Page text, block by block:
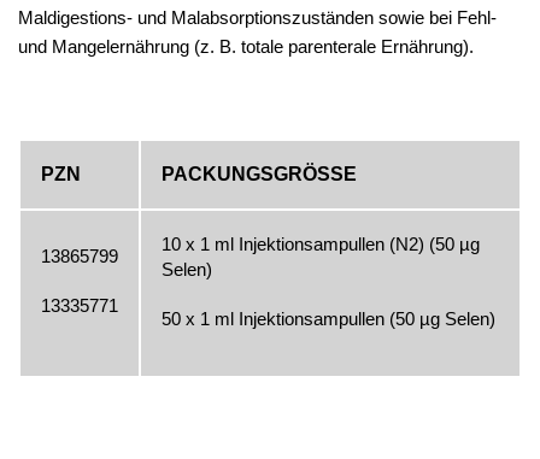
Maldigestions- und Malabsorptionszuständen sowie bei Fehl-
und Mangelernährung (z. B. totale parenterale Ernährung).
PZN PACKUNGSGRÖSSE
13865799
13335771
10 x 1 ml Injektionsampullen (N2) (50 µg
Selen)
50 x 1 ml Injektionsampullen (50 µg Selen)